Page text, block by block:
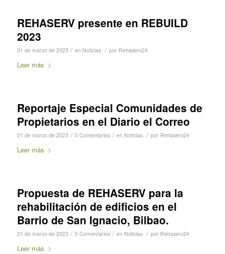
REHASERV presente en REBUILD
2023
31 de marzo de 2023 / en Noticias / por Rehaserv24
Leer más
Reportaje Especial Comunidades de
Propietarios en el Diario el Correo
21 de marzo de 2023 / 0 Comentarios / en Noticias / por Rehaserv24
Leer más
Propuesta de REHASERV para la
rehabilitación de edificios en el
Barrio de San Ignacio, Bilbao.
21 de marzo de 2023 / 0 Comentarios / en Noticias / por Rehaserv24
Leer más